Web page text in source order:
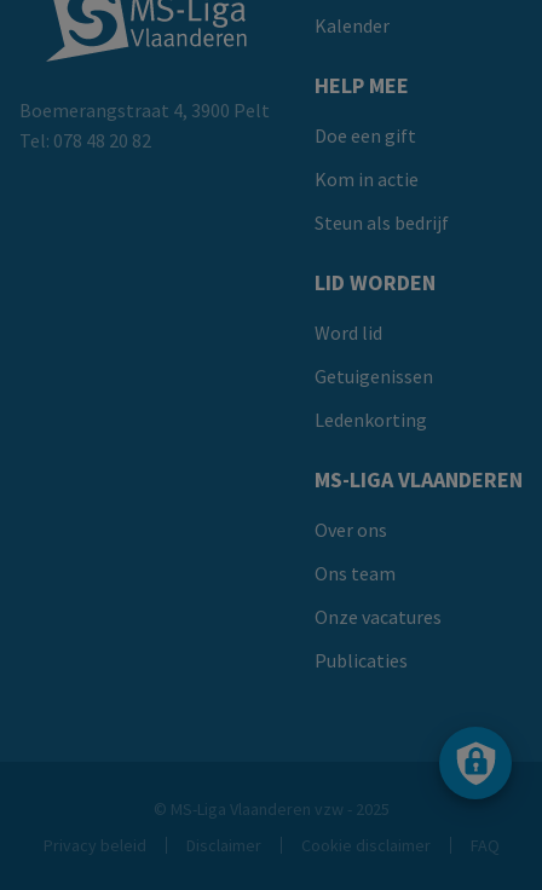
Boemerangstraat 4, 3900 Pelt
Tel: 078 48 20 82
Kalender
HELP MEE
Doe een gift
Kom in actie
Steun als bedrijf
LID WORDEN
Word lid
Getuigenissen
Ledenkorting
MS-LIGA VLAANDEREN
Over ons
Ons team
Onze vacatures
Publicaties
Footer
© MS-Liga Vlaanderen vzw - 2025
Privacy beleid
Disclaimer Cookie disclaimer FAQ